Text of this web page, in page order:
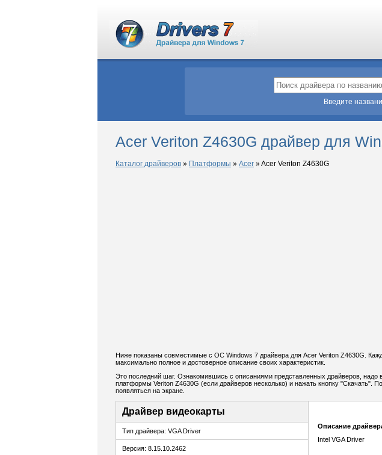
Введите
Acer Veriton Z4630G драйвер для
Каталог драйверов » Платформы » Acer »Acer Veriton Z4630G
Ниже показаны совместимые с ОС Windows 7 драйвера для Acer Veriton Z4630G.
максимально полное и достоверное описание своих характеристик.
Это последний шаг. Ознакомившись с описаниями представленных драйверов,
платформы Veriton Z4630G (если драйверов несколько) и нажать кнопку "Скачать".
появляться на экране.
Драйвер видеокарты
Тип драйвера: VGA Driver
Версия: 8.15.10.2462
Описание
Intel VGA Driver